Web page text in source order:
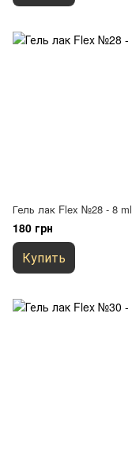
Гель лак Flex №28 - 8 ml
180 грн
Купить